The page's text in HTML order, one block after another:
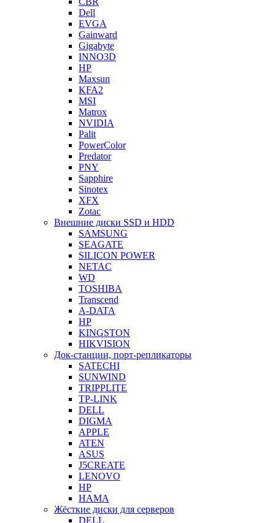
Dell
EVGA
Gainward
Gigabyte
INNO3D
HP
Maxsun
KFA2
MSI
Matrox
NVIDIA
Palit
PowerColor
Predator
PNY
Sapphire
Sinotex
XFX
Zotac
Внешние диски SSD и HDD
SAMSUNG
SEAGATE
SILICON POWER
NETAC
WD
TOSHIBA
Transcend
A-DATA
HP
KINGSTON
HIKVISION
Док-станции, порт-репликаторы
SATECHI
SUNWIND
TRIPPLITE
TP-LINK
DELL
DIGMA
APPLE
ATEN
ASUS
J5CREATE
LENOVO
HP
HAMA
Жёсткие диски для серверов
DELL